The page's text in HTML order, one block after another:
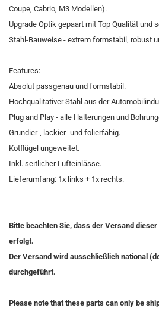
Coupe, Cabrio, M3 Modellen).
Upgrade Optik gepaart mit Top Qualität und
Stahl-Bauweise - extrem formstabil, robust
Features:
Absolut passgenau und formstabil.
Hochqualitativer Stahl aus der
Plug and Play - alle Halterungen und
Grundier-, lackier- und folierfähig.
Kotflügel ungeweitet.
Inkl. seitlicher Lufteinlässe.
Lieferumfang: 1x links + 1x rechts.
Bitte beachten Sie, dass der Versand
erfolgt.
Der Versand wird ausschließlich national
durchgeführt.
Please note that these parts can only be